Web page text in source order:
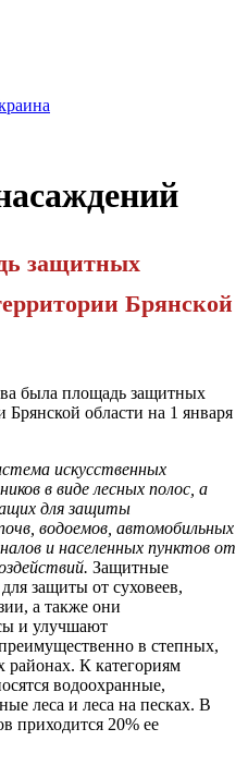
защитных
Брянской
была площадь защитных
Брянской области на 1 января
искусственных
в виде лесных полос, а
для защиты
водоемов, авто­мобильных
и населенных пунктов от
Защитные
защиты от суховеев,
а также они
и улучшают
в степных,
К категориям
водоохранные,
леса и леса на песках. В
приходится 20% ее